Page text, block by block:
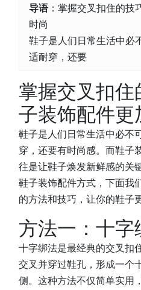
导语：掌握交叉扣住的技
时尚
鞋子是人们日常生活中必
适耐穿，还要
掌握交叉扣
子装饰配件更
鞋子是人们日常生活中必不
穿，还要有时尚感。而鞋子
往是让鞋子焕发新鲜感的关
鞋子装饰配件方式，下面我
的方法和技巧，让你的鞋子
方法一：十字
十字绑法是最经典的交叉扣
交叉并穿过鞋孔，形成一个
侧。这种方法不仅简单实用